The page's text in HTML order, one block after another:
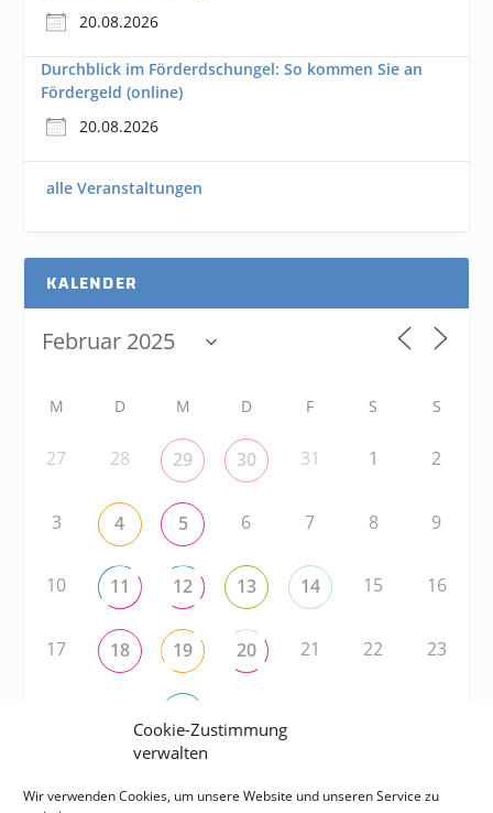
Cookie-Zustimmung
verwalten
Wir verwenden Cookies, um unsere Website und unseren Service zu
20.08.2026
Durchblick im Förderdschungel: So kommen Sie an
Fördergeld (online)
20.08.2026
alle Veranstaltungen
KALENDER
M D M D F S S
27 28 29 30 31 1 2
3 4 5 6 7 8 9
10 11 12 13 14 15 16
17 18 19 20 21 22 23
RSS